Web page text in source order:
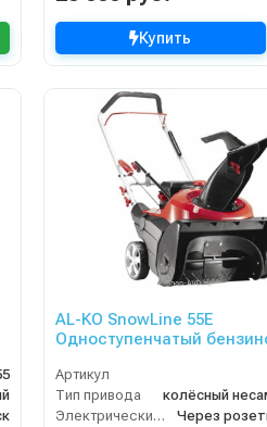
Купить
AL-KO SnowLine 55E
Одноступенчатый
Артикул
Тип привода
Электрический стартер